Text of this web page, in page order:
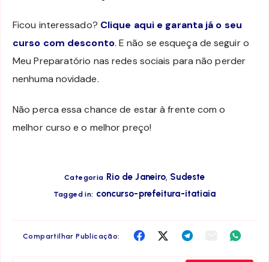
Ficou interessado? Clique aqui e garanta já o seu
curso com desconto. E não se esqueça de seguir o
Meu Preparatório nas redes sociais para não perder
nenhuma novidade.
Não perca essa chance de estar à frente com o
melhor curso e o melhor preço!
Categoria Rio de Janeiro, Sudeste
Tagged in: concurso-prefeitura-itatiaia
Compartilhar Publicação:
CompartilhaCompartilhaCompartilhaCompartilha